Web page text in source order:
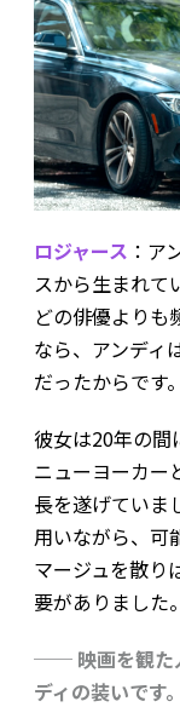
ロジャース ：ア
スから生まれて
どの俳優よりも
なら、アンディ
だったからです。
彼女は20年の間
ニューヨーカー
長を遂げていま
用いながら、可
マージュを散り
要がありました。
── 映画を観た
ディの装いです